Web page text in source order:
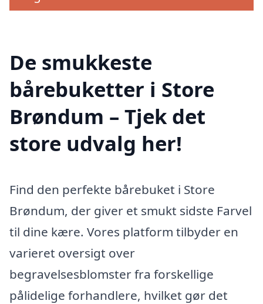
De smukkeste
bårebuketter i Store
Brøndum – Tjek det
store udvalg her!
Find den perfekte bårebuket i Store
Brøndum, der giver et smukt sidste Farvel
til dine kære. Vores platform tilbyder en
varieret oversigt over
begravelsesblomster fra forskellige
pålidelige forhandlere, hvilket gør det